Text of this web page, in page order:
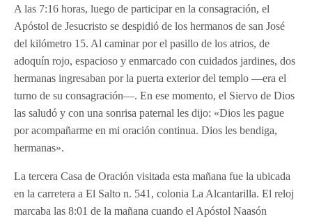
A las 7:16 horas, luego de participar en la consagración, el
Apóstol de Jesucristo se despidió de los hermanos de san José
del kilómetro 15. Al caminar por el pasillo de los atrios, de
adoquín rojo, espacioso y enmarcado con cuidados jardines, dos
hermanas ingresaban por la puerta exterior del templo —era el
turno de su consagración—. En ese momento, el Siervo de Dios
las saludó y con una sonrisa paternal les dijo: «Dios les pague
por acompañarme en mi oración continua. Dios les bendiga,
hermanas».
La tercera Casa de Oración visitada esta mañana fue la ubicada
en la carretera a El Salto n. 541, colonia La Alcantarilla. El reloj
marcaba las 8:01 de la mañana cuando el Apóstol Naasón